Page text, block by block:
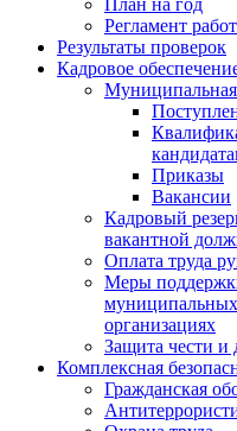
План на год
Регламент
Результаты проверок
Кадровое
Приказы
Вакансии
Кадровый
вакантной
Оплата труда
Меры
организациях
Защита чести и
Комплексная
Гражданская